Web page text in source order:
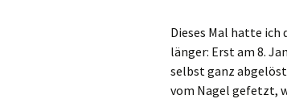
Dieses Mal hatte ich
länger: Erst am 8.
selbst ganz
vom Nagel gefetzt,